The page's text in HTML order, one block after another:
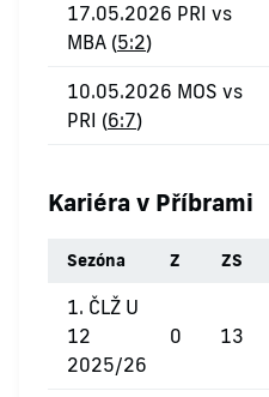
17.05.2026 PRI vs
MBA (5:2)
10.05.2026 MOS vs
PRI (6:7)
Kariéra v Příbrami
Sezóna Z ZS
1. ČLŽ U
12
2025/26
0 13